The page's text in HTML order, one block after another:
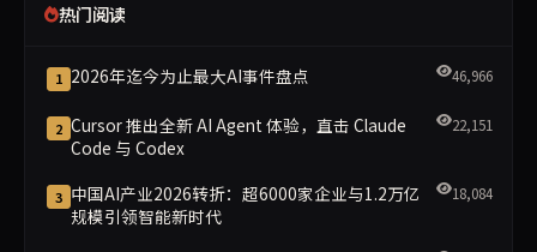
热门阅读
1 2026年迄今为止最大AI事件盘点 46,966
2 Cursor 推出全新 AI Agent 体验，直击 Claude
Code 与 Codex
22,151
3 中国AI产业2026转折：超6000家企业与1.2万亿
规模引领智能新时代
18,084